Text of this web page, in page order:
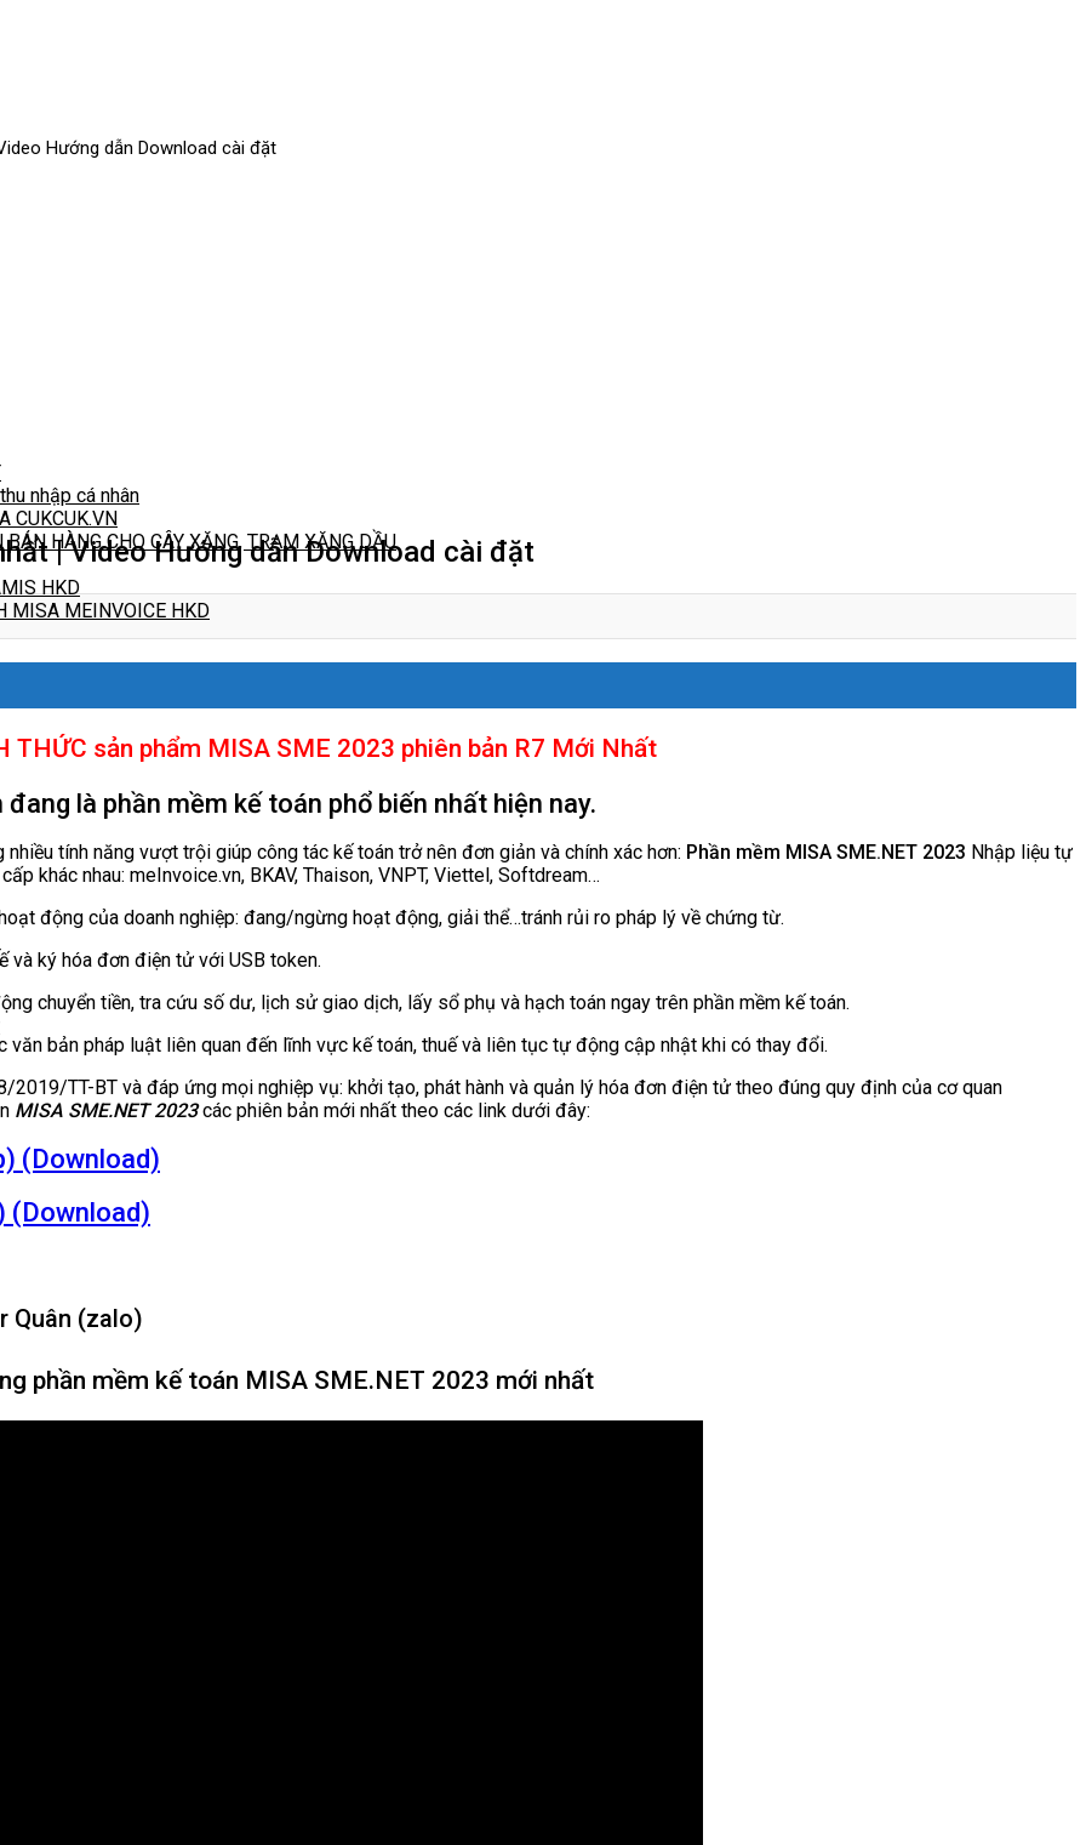
nhập cá nhân
CUKCUK.VN
HÀNG CHO CÂY XĂNG, TRẠM XĂNG DẦU
HKD
MISA MEINVOICE HKD
Hướng dẫn Download cài đặt
| Video Hướng dẫn Download cài đặt
sản phẩm MISA SME 2023 phiên bản R7 Mới Nhất
đang là phần mềm kế toán phổ biến nhất hiện nay.
tính năng vượt trội giúp công tác kế toán trở nên đơn giản và chính xác hơn: Phần mềm MISA SME.NET 2023 Nhập liệu tự
khác nhau: meInvoice.vn, BKAV, Thaison, VNPT, Viettel, Softdream…
động của doanh nghiệp: đang/ngừng hoạt động, giải thể…tránh rủi ro pháp lý về chứng từ.
và ký hóa đơn điện tử với USB token.
chuyển tiền, tra cứu số dư, lịch sử giao dịch, lấy sổ phụ và hạch toán ngay trên phần mềm kế toán.
bản pháp luật liên quan đến lĩnh vực kế toán, thuế và liên tục tự động cập nhật khi có thay đổi.
TT-BT và đáp ứng mọi nghiệp vụ: khởi tạo, phát hành và quản lý hóa đơn điện tử theo đúng quy định của cơ quan
MISA SME.NET 2023 các phiên bản mới nhất theo các link dưới đây:
(Download)
(Download)
Quân (zalo)
phần mềm kế toán MISA SME.NET 2023 mới nhất